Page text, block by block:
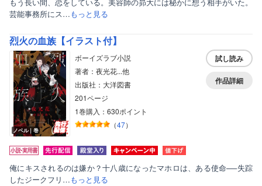
芸能事務所にス…もっと見る
烈火の血族【イラスト付】
ノベル｜巻
ボーイズラブ小説
著者：夜光花...他
出版社：大洋図書
201ページ
1巻購入：630ポイント
（47）
試し読み
作品詳細
俺にキスされるのは嫌か？十八歳になったマホロは、ある使命──失踪
したジークフリ…もっと見る
ボーイズラブ
ティーンズラブ
美女・美少女